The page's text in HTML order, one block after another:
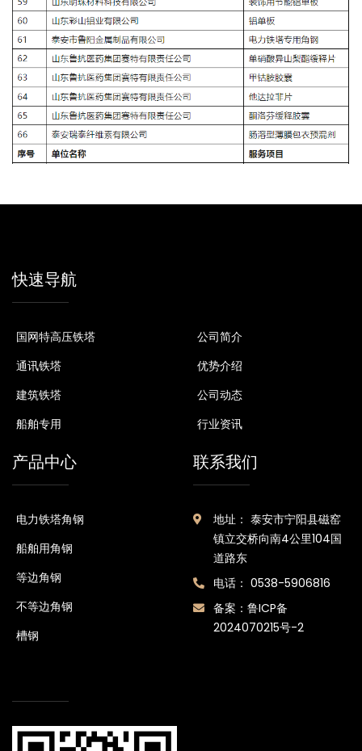
快速导航
国网特高压铁塔
通讯铁塔
建筑铁塔
船舶专用
公司简介
优势介绍
公司动态
行业资讯
产品中心
电力铁塔角钢
船舶用角钢
等边角钢
不等边角钢
槽钢
联系我们
地址： 泰安市宁阳县磁窑
镇立交桥向南4公里104国
道路东
电话： 0538-5906816
备案： 鲁ICP备
2024070215号-2